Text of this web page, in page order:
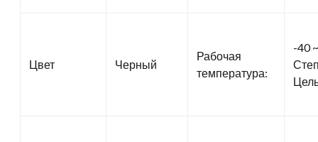
Цвет Черный
Рабочая
температура:
-40